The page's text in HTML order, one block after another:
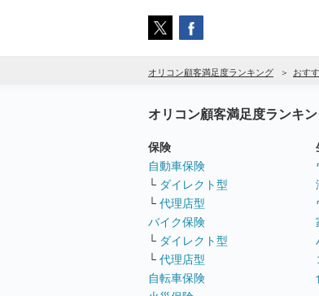
オリコン顧客満足度ランキング おす
オリコン顧客満足度ランキ
保険
自動車保険
└ ダイレクト型
└ 代理店型
バイク保険
└ ダイレクト型
└ 代理店型
自転車保険